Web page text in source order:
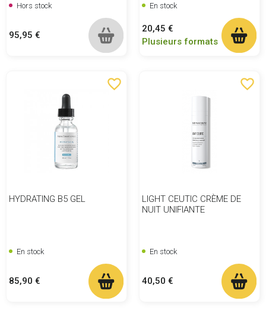
Hors stock
Prix
95,95 €
En stock
Prix
20,45 €
Plusieurs formats
favorite_border
HYDRATING B5 GEL
En stock
Prix
85,90 €
favorite_border
LIGHT CEUTIC CRÈME DE
NUIT UNIFIANTE
En stock
Prix
40,50 €